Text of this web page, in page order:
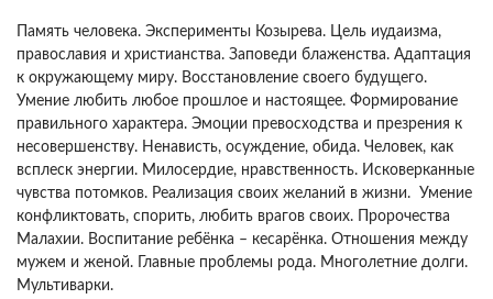
Память человека. Эксперименты Козырева. Цель иудаизма,
православия и христианства. Заповеди блаженства. Адаптация
к окружающему миру. Восстановление своего будущего.
Умение любить любое прошлое и настоящее. Формирование
правильного характера. Эмоции превосходства и презрения к
несовершенству. Ненависть, осуждение, обида. Человек, как
всплеск энергии. Милосердие, нравственность. Исковерканные
чувства потомков. Реализация своих желаний в жизни. Умение
конфликтовать, спорить, любить врагов своих. Пророчества
Малахии. Воспитание ребёнка – кесарёнка. Отношения между
мужем и женой. Главные проблемы рода. Многолетние долги.
Мультиварки.